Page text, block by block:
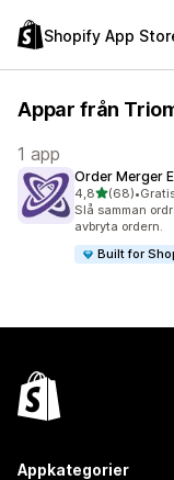
Shopify App
Appar från
1 app
Order Merger
4,8av 5 stjärnor
(68)
68 recensioner
•
Slå samman
avbryta ordern.
Built for
Appkategorier